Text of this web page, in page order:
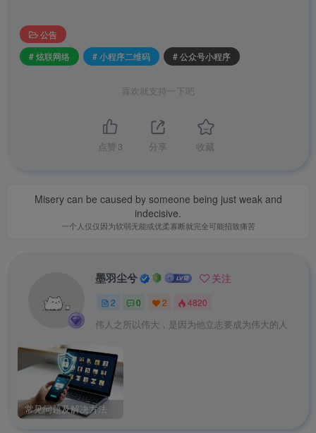
公告
# 炫联网络
# 小程序二维码 # 公众号小程序
喜欢就支持一下吧
点赞 3 分享 收藏
Misery can be caused by someone being just weak and
indecisive.
一个人仅仅因为软弱无能或优柔寡断就完全可能招致痛苦
墨羽尘兮 关注
2 0 2 4820
伟人之所以伟大，是因为他立志要成为伟大的人
常见问题及解决方法